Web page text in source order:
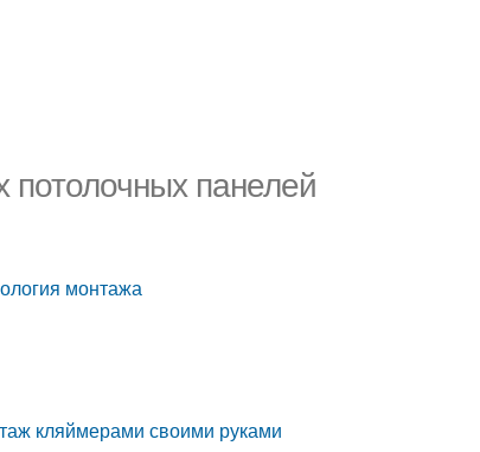
панелей
монтажа
кляймерами своими руками